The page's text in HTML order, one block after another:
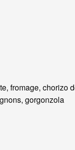
fromage, chorizo
gorgonzola